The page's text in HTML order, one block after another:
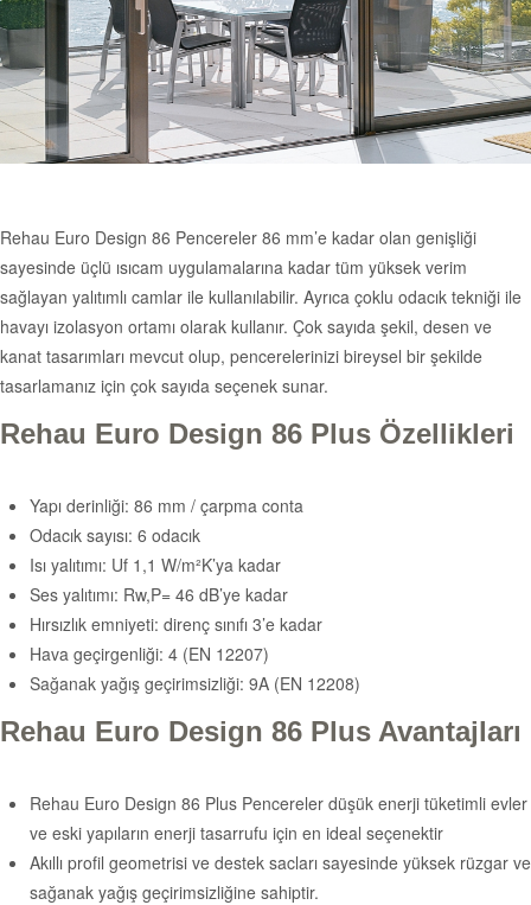
Rehau Euro Design 86 Pencereler 86 mm’e kadar olan genişliği
sayesinde üçlü ısıcam uygulamalarına kadar tüm yüksek verim
sağlayan yalıtımlı camlar ile kullanılabilir. Ayrıca çoklu odacık tekniği ile
havayı izolasyon ortamı olarak kullanır. Çok sayıda şekil, desen ve
kanat tasarımları mevcut olup, pencerelerinizi bireysel bir şekilde
tasarlamanız için çok sayıda seçenek sunar.
Rehau Euro Design 86 Plus Özellikleri
Yapı derinliği: 86 mm / çarpma conta
Odacık sayısı: 6 odacık
Isı yalıtımı: Uf 1,1 W/m²K’ya kadar
Ses yalıtımı: Rw,P= 46 dB’ye kadar
Hırsızlık emniyeti: direnç sınıfı 3’e kadar
Hava geçirgenliği: 4 (EN 12207)
Sağanak yağış geçirimsizliği: 9A (EN 12208)
Rehau Euro Design 86 Plus Avantajları
Rehau Euro Design 86 Plus Pencereler düşük enerji tüketimli evler
ve eski yapıların enerji tasarrufu için en ideal seçenektir
Akıllı profil geometrisi ve destek sacları sayesinde yüksek rüzgar ve
sağanak yağış geçirimsizliğine sahiptir.